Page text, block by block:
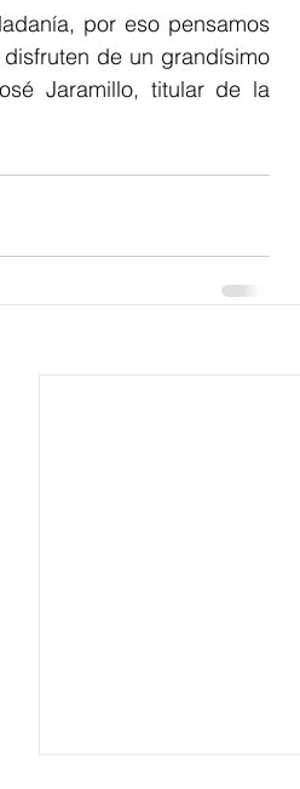
por eso pensamos
de un grandísimo
Jaramillo, titular de la